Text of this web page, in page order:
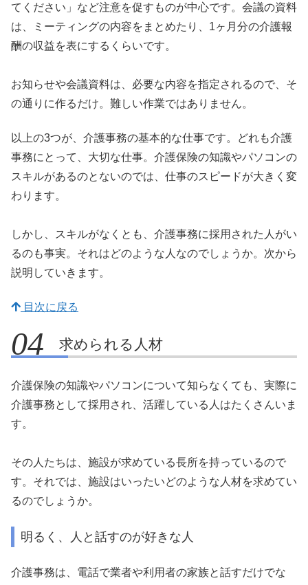
てください」など注意を促すものが中心です。会議の資料
は、ミーティングの内容をまとめたり、1ヶ月分の介護報
酬の収益を表にするくらいです。
お知らせや会議資料は、必要な内容を指定されるので、そ
の通りに作るだけ。難しい作業ではありません。
以上の3つが、介護事務の基本的な仕事です。どれも介護
事務にとって、大切な仕事。介護保険の知識やパソコンの
スキルがあるのとないのでは、仕事のスピードが大きく変
わります。
しかし、スキルがなくとも、介護事務に採用された人がい
るのも事実。それはどのような人なのでしょうか。次から
説明していきます。
目次に戻る
求められる人材
介護保険の知識やパソコンについて知らなくても、実際に
介護事務として採用され、活躍している人はたくさんいま
す。
その人たちは、施設が求めている長所を持っているので
す。それでは、施設はいったいどのような人材を求めてい
るのでしょうか。
明るく、人と話すのが好きな人
介護事務は、電話で業者や利用者の家族と話すだけでな